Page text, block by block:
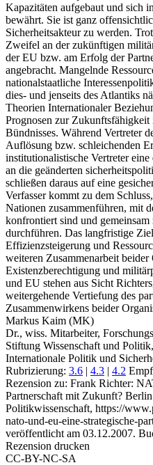
Kapazitäten aufgebaut und sich
bewährt. Sie ist ganz
Sicherheitsakteur zu werden.
Zweifel an der zukünftigen
der EU bzw. am Erfolg der
angebracht. Mangelnde
nationalstaatliche
dies- und jenseits des Atlantiks
Theorien Internationaler
Prognosen zur Zukunftsfähigkeit
Bündnisses. Während Vertreter
Auflösung bzw. schleichenden
institutionalistische Vertreter
an die geänderten
schließen daraus auf eine
Verfasser kommt zu dem
Nationen zusammenführen, mit
konfrontiert sind und
durchführen. Das langfristige
Effizienzsteigerung und
weiteren Zusammenarbeit beider
Existenzberechtigung und
und EU stehen aus Sicht
weitergehende Vertiefung des
Zusammenwirkens beider
Markus Kaim (MK)
Dr., wiss. Mitarbeiter,
Stiftung Wissenschaft und
Internationale Politik und
Rubrizierung: 3.6 | 4.3 | 4.2
Rezension zu: Frank Richter:
Partnerschaft mit Zukunft?
Politikwissenschaft, https://
nato-und-eu-eine-strategische-
veröffentlicht am 03.12.2007.
Rezension drucken
CC-BY-NC-SA